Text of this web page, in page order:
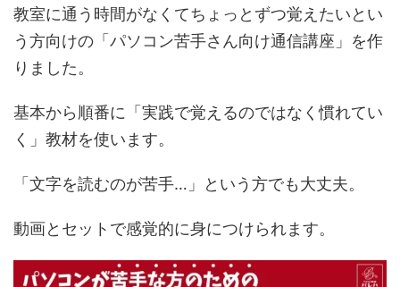
教室に通う時間がなくてちょっとずつ覚えたいとい
う方向けの「パソコン苦手さん向け通信講座」を作
りました。
基本から順番に「実践で覚えるのではなく慣れてい
く」教材を使います。
「文字を読むのが苦手…」という方でも大丈夫。
動画とセットで感覚的に身につけられます。